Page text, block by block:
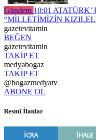
Gündem 10:01
“MİLLETİMİZİN
gazetevitamin
BEĞEN
gazetevitamin
TAKİP ET
medyabogaz
TAKİP ET
@bogazmedyatv
ABONE OL
Resmî İlanlar